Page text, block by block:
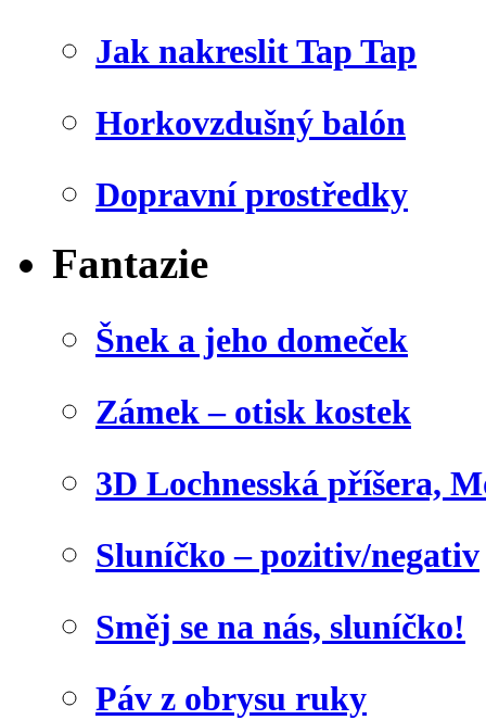
Jak nakreslit Tap Tap
Horkovzdušný balón
Dopravní prostředky
Fantazie
Šnek a jeho domeček
Zámek – otisk kostek
3D Lochnesská příšera,
Sluníčko – pozitiv/negativ
Směj se na nás, sluníčko!
Páv z obrysu ruky